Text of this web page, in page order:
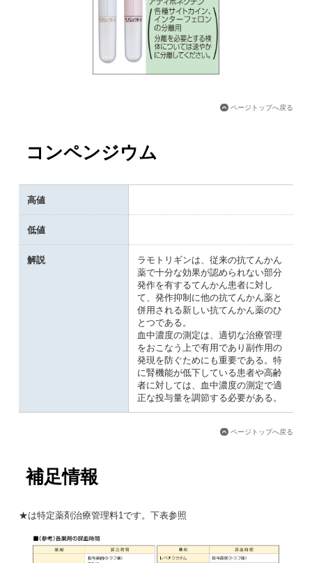
ページトップへ戻る
コンペンジウム
高値
低値
解説
ラモトリギンは、従来の抗てんかん
薬で十分な効果が認められない部分
発作を有するてんかん患者に対し
て、発作抑制に他の抗てんかん薬と
併用される新しい抗てんかん薬のひ
とつである。
血中濃度の測定は、適切な治療管理
をおこなう上で有用であり副作用の
発現を防ぐためにも重要である。特
に腎機能が低下している患者や高齢
者に対しては、血中濃度の測定で適
正な投与量を調節する必要がある。
ページトップへ戻る
補足情報
★は特定薬剤治療管理料1です。下表参照